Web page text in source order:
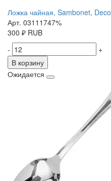
Ложка чайная, Sambonet, Deco
Арт. 03111747%
300 ₽ RUB
-
+
В корзину
Ожидается